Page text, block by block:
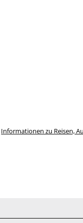
Informationen zu Reisen,